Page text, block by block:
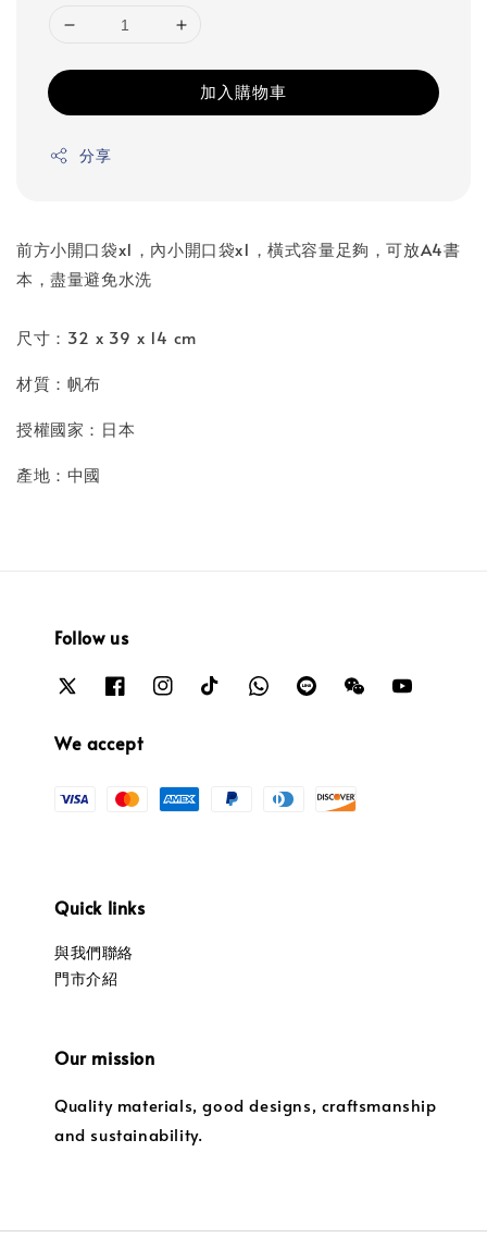
加入購物車
分享
前方小開口袋x1，內小開口袋x1，橫式容量足夠，可放A4書
本，盡量避免水洗
尺寸：32 x 39 x 14 cm
材質：帆布
授權國家：日本
產地：中國
Follow us
We accept
Quick links
與我們聯絡
門市介紹
Our mission
Quality materials, good designs, craftsmanship
and sustainability.